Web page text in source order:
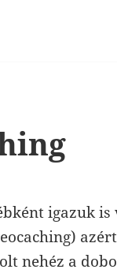
igazuk is
nehéz a